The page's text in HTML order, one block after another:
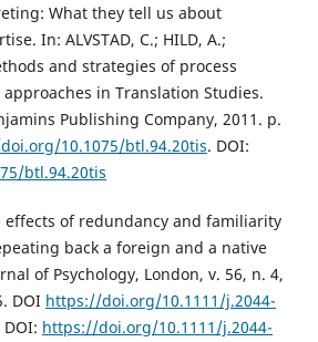
What they tell us about
In: ALVSTAD, C.; HILD, A.;
and strategies of process
in Translation Studies.
Publishing Company, 2011. p.
10.1075/btl.94.20tis. DOI:
btl.94.20tis
effects of redundancy and familiarity
back a foreign and a native
of Psychology, London, v. 56, n. 4,
DOI https://doi.org/10.1111/j.2044-
DOI: https://doi.org/10.1111/j.2044-